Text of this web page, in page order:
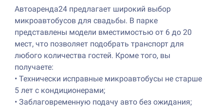
Автоаренда24 предлагает широкий выбор
микроавтобусов для свадьбы. В парке
представлены модели вместимостью от 6 до 20
мест, что позволяет подобрать транспорт для
любого количества гостей. Кроме того, вы
получаете:
• Технически исправные микроавтобусы не старше
5 лет с кондиционерами;
• Заблаговременную подачу авто без ожидания;